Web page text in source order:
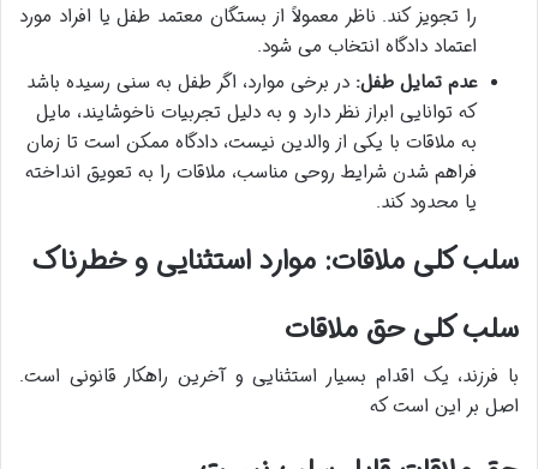
را تجویز کند. ناظر معمولاً از بستگان معتمد طفل یا افراد مورد
اعتماد دادگاه انتخاب می شود.
عدم تمایل طفل: در برخی موارد، اگر طفل به سنی رسیده باشد
که توانایی ابراز نظر دارد و به دلیل تجربیات ناخوشایند، مایل
به ملاقات با یکی از والدین نیست، دادگاه ممکن است تا زمان
فراهم شدن شرایط روحی مناسب، ملاقات را به تعویق انداخته
یا محدود کند.
سلب کلی ملاقات: موارد استثنایی و خطرناک
سلب کلی حق ملاقات
با فرزند، یک اقدام بسیار استثنایی و آخرین راهکار قانونی است.
اصل بر این است که